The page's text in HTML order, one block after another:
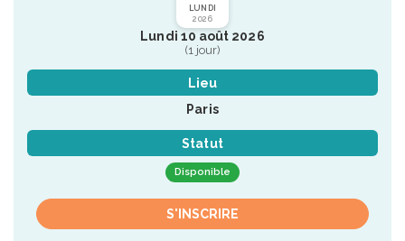
LUNDI
2026
Lundi 10 août 2026
(1 jour)
Lieu
Paris
Statut
Disponible
S'INSCRIRE